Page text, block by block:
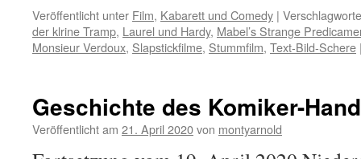
Veröffentlicht unter Film, Kabarett und Comedy |
der klrine Tramp, Laurel und Hardy, Mabel’s Strange
Monsieur Verdoux, Slapstickfilme, Stummfilm, Text-Bild-Schere
Geschichte des Komiker-
Veröffentlicht am 21. April 2020von montyarnold